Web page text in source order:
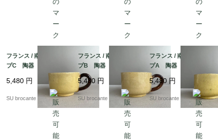
フランス / 南仏のカッ
プC 陶器
5,480 円
SU brocante
フランス / 南仏のカッ
プB 陶器
5,480円
SU brocante
フランス / 南仏のカッ
プA 陶器
5,480円
SU brocante